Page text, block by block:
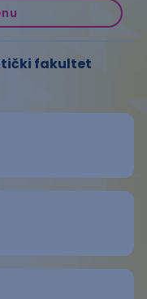
fakultet